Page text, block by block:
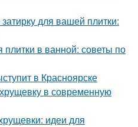
для вашей плитки:
плитки в ванной: советы по
в Красноярске
в современную
идеи для